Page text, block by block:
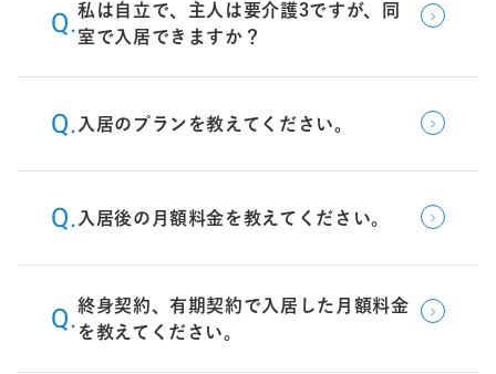
私は自立で、主人は要介護3ですが、同
室で入居できますか？
入居のプランを教えてください。
入居後の月額料金を教えてください。
終身契約、有期契約で入居した月額料金
を教えてください。